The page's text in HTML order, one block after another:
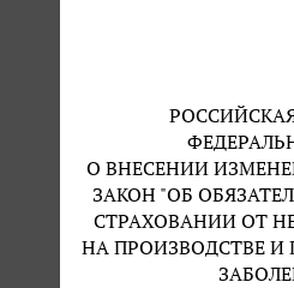
О ВНЕСЕНИИ
ЗАКОН "ОБ
СТРАХОВАНИИ ОТ
НА ПРОИЗВОДСТВЕ